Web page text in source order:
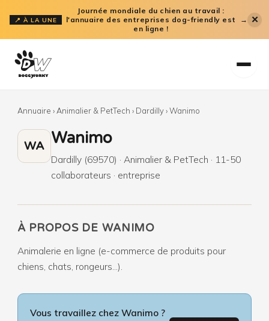
au
contenu
📍 À LA UNE
Journée mondiale du chien au travail :
l'annuaire des entreprises dog-friendly est
en ligne !
→ ✕
Annuaire › Animalier & PetTech › Dardilly›Wanimo
WA Wanimo
Dardilly (69570) · Animalier & PetTech · 11-50
collaborateurs · entreprise
À PROPOS DE WANIMO
Animalerie en ligne (e-commerce de produits pour
chiens, chats, rongeurs...).
Vous travaillez chez Wanimo ?